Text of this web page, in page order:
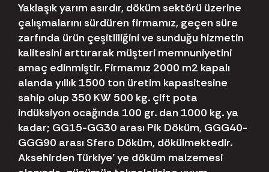
Yaklaşık yarım asırdır, döküm sektörü üzerine
çalışmalarını sürdüren firmamız, geçen süre
zarfında ürün çeşitliliğini ve sunduğu hizmetin
kalitesini arttırarak müşteri memnuniyetini
amaç edinmiştir. Firmamız 2000 m2 kapalı
alanda yıllık 1500 ton üretim kapasitesine
sahip olup 350 KW 500 kg. çift pota
indüksiyon ocağında 100 gr. dan 1000 kg. ya
kadar; GG15-GG30 arası Pik Döküm, GGG40-
GGG90 arası Sfero Döküm, dökülmektedir.
Aksehirden Türkiye' ye döküm malzemesi